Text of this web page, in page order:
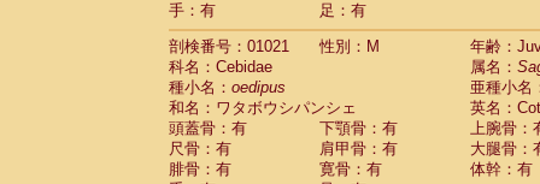
手：有
足：有
剖検番号：01021
性別：M
年齢：
科名：Cebidae
属名：
種小名： oedipus
亜種小名
和名：ワタボウシパンシェ
英名：
頭蓋骨：有
下顎骨：有
上腕骨：
尺骨：有
肩甲骨：有
大腿骨：
腓骨：有
寛骨：有
体幹：有